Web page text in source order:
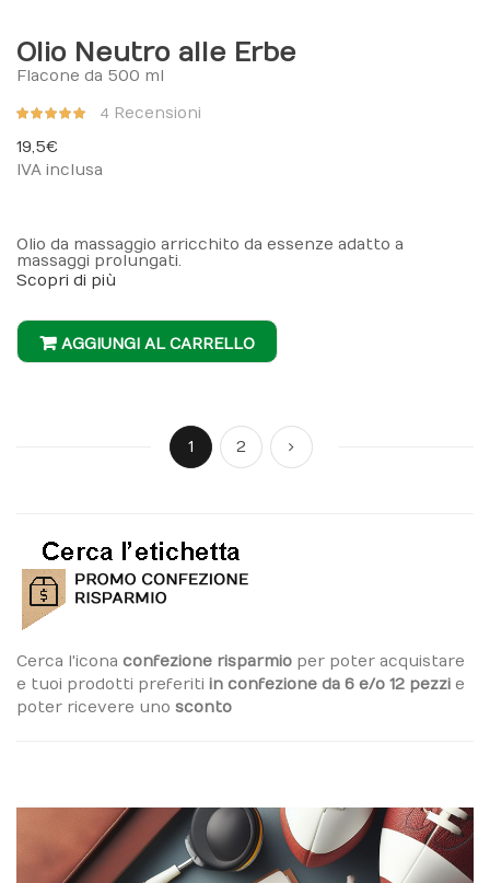
Olio Neutro alle Erbe
Flacone da 500 ml
Valutazione:
4 Recensioni
19,5 €
IVA inclusa
Olio da massaggio arricchito da essenze adatto a
massaggi prolungati.
Scopri di più
AGGIUNGI AL CARRELLO
PaginaAttualmente stai leggendo la pagina
1
Pagina
2
Pagina
Successivo
Cerca l'icona confezione risparmio per poter acquistare
e tuoi prodotti preferiti in confezione da 6 e/o 12 pezzi e
poter ricevere uno sconto